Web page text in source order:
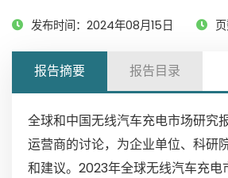
发布时间：2024年08月15日
报告摘要 报告目录
全球和中国无线汽车充电市场研究
运营商的讨论，为企业单位、科研
和建议。2023年全球无线汽车充